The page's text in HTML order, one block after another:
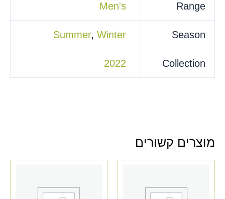
Range
Men's
Season
Summer,Winter
Collection
2022
מוצרים קשורים